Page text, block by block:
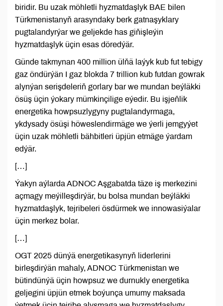
biridir. Bu uzak möhletli hyzmatdaşlyk BAE bilen
Türkmenistanyň arasyndaky berk gatnaşyklary
pugtalandyrýar we geljekde has giňişleýin
hyzmatdaşlyk üçin esas döredýär.
Günde takmynan 400 million ülňä laýyk kub fut tebigy
gaz öndürýän I gaz blokda 7 trillion kub futdan gowrak
alynýan serişdeleriň gorlary bar we mundan beýläkki
ösüş üçin ýokary mümkinçilige eýedir. Bu işjeňlik
energetika howpsuzlygyny pugtalandyrmaga,
ykdysady ösüşi höweslendirmäge we ýerli jemgyýet
üçin uzak möhletli bähbitleri üpjün etmäge ýardam
edýär.
[…]
Ýakyn aýlarda ADNOC Aşgabatda täze iş merkezini
açmagy meýilleşdirýär, bu bolsa mundan beýläkki
hyzmatdaşlyk, tejribeleri ösdürmek we innowasiýalar
üçin merkez bolar.
[…]
OGT 2025 dünýä energetikasynyň liderlerini
birleşdirýän mahaly, ADNOC Türkmenistan we
bütindünýä üçin howpsuz we durnukly energetika
geljegini üpjün etmek boýunça umumy maksada